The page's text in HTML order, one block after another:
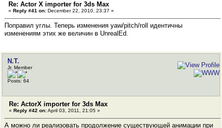
Re: Actor X importer for 3ds Max
« Reply #41 on: December 22, 2010, 23:37 »
Поправил углы. Теперь изменения yaw/pitch/roll идентичны
изменениям этих же величин в UnrealEd.
N.T.
Jr. Member
Posts: 64
Re: ActorX importer for 3ds Max
« Reply #42 on:April 03, 2011, 21:05 »
А можно ли реализовать продолжение существующей анимации при